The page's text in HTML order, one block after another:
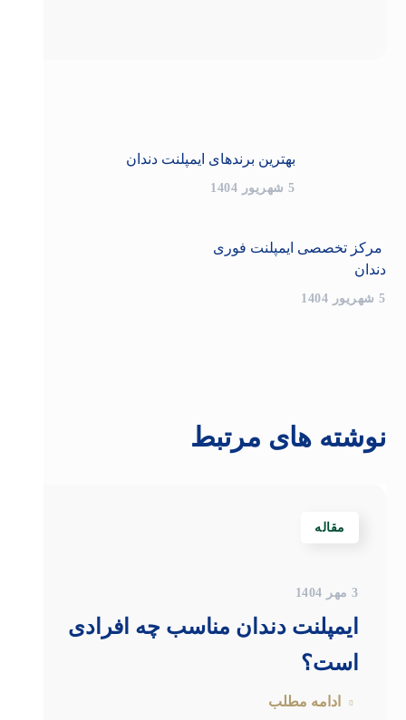
بهترین برندهای ایمپلنت دندان
5 شهریور 1404
مرکز تخصصی ایمپلنت فوری
دندان
5 شهریور 1404
نوشته های مرتبط
مقاله
3 مهر 1404
ایمپلنت دندان مناسب چه افرادی
است؟
ادامه مطلب